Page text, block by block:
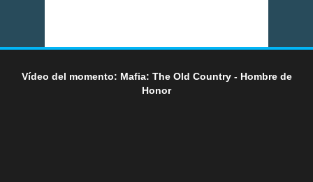
Vídeo del momento: Mafia: The Old Country - Hombre de
Honor